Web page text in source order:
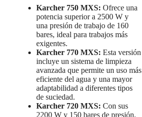
Karcher 750 MXS: Ofrece una
potencia superior a 2500 W y
una presión de trabajo de 160
bares, ideal para trabajos más
exigentes.
Karcher 770 MXS: Esta versión
incluye un sistema de limpieza
avanzada que permite un uso más
eficiente del agua y una mayor
adaptabilidad a diferentes tipos
de suciedad.
Karcher 720 MXS: Con sus
2200 W y 150 bares de presión,